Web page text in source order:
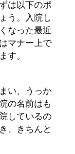
は以下のポ
う。入院し
なった最近
マナー上で
す。
い、うっか
の名前はも
しているの
、きちんと